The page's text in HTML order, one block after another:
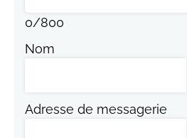
0/800
Nom
Adresse de messagerie